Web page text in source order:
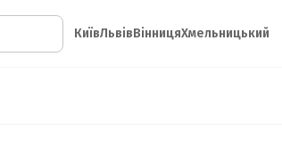
КиївЛьвівВінницяХмельницький